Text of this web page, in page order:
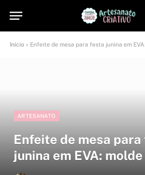
Início » Enfeite de mesa para festa junina em
ARTESANATO
Enfeite de mesa
junina em EVA: molde